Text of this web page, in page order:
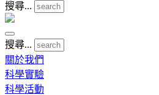
搜尋...
搜尋...
關於我們
科學實驗
科學活動